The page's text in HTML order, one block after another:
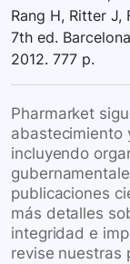
Rang H, Ritter J,
7th ed.
2012. 777 p.
Pharmarket
abastecimiento
incluyendo
publicaciones
más detalles
integridad e
revise nuestras